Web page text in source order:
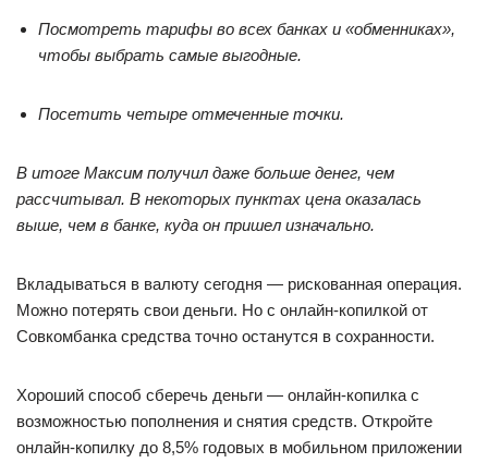
Посмотреть тарифы во всех банках и «обменниках»,
чтобы выбрать самые выгодные.
Посетить четыре отмеченные точки.
В итоге Максим получил даже больше денег, чем
рассчитывал. В некоторых пунктах цена оказалась
выше, чем в банке, куда он пришел изначально.
Вкладываться в валюту сегодня — рискованная операция.
Можно потерять свои деньги. Но с онлайн-копилкой от
Совкомбанка средства точно останутся в сохранности.
Хороший способ сберечь деньги — онлайн-копилка с
возможностью пополнения и снятия средств. Откройте
онлайн-копилку до 8,5% годовых в мобильном приложении